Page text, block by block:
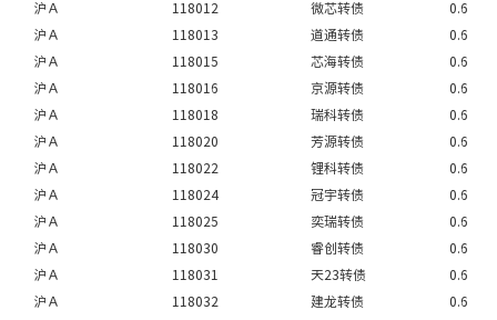
沪Ａ
118012 微芯转债
0.6
沪Ａ
118013 道通转债
0.6
沪Ａ
118015 芯海转债
0.6
沪Ａ
118016 京源转债
0.6
沪Ａ
118018 瑞科转债
0.6
沪Ａ
118020 芳源转债
0.6
沪Ａ
118022 锂科转债
0.6
沪Ａ
118024 冠宇转债
0.6
沪Ａ
118025 奕瑞转债
0.6
沪Ａ
118030 睿创转债
0.6
沪Ａ
118031 天23转债
0.6
沪Ａ
118032 建龙转债
0.6